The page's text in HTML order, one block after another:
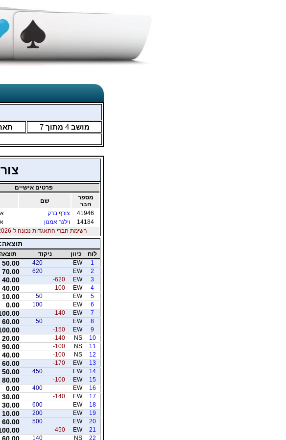
מושב4 מתוך7
פרטים אישיים
מספר
חבר
שם
41946
צורף ברק
14184
וילנר אמנון
רשימת חברי התאגדות נכונה ל-05/08/2026
תוצאה:
לוח כיוון ניקוד
1
EW
420
50.00
2
EW
620
70.00
3
EW
-620
40.00
4
EW
-100
40.00
5
EW
50
10.00
6
EW
100
0.00
7
EW
-140
8
EW
50
60.00
9
EW
-150
10
NS
-140
20.00
11
NS
-100
90.00
12
NS
-100
40.00
13
EW
-170
60.00
14
EW
450
50.00
15
EW
-100
80.00
16
EW
400
0.00
17
EW
-140
30.00
18
EW
600
30.00
19
EW
200
10.00
20
EW
500
60.00
21
EW
-450
22
NS
140
60.00